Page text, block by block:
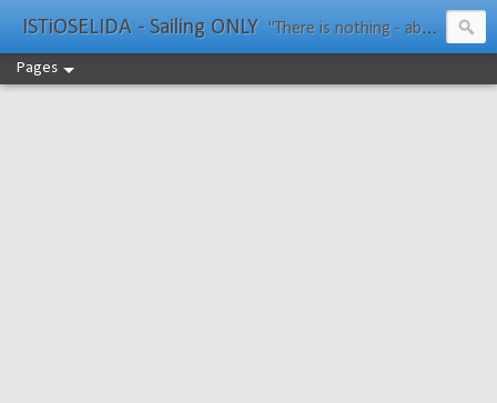
ISTiOSELIDA - Sailing ONLY "There is nothing - absolutely nothing - half so much worth doing as simply messing about in boats." Water Rat, Kenneth Grahame
Pages